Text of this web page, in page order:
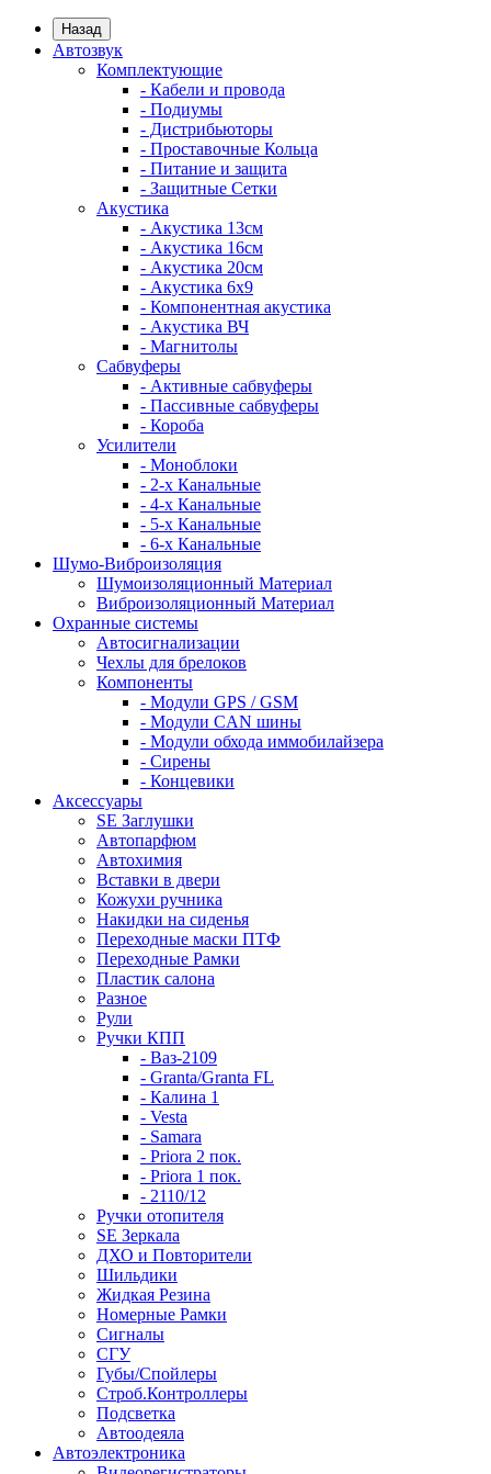
Назад
Автозвук
Комплектующие
- Кабели и провода
- Подиумы
- Дистрибьюторы
- Проставочные Кольца
- Питание и защита
- Защитные Сетки
Акустика
- Акустика 13см
- Акустика 16см
- Акустика 20см
- Акустика 6x9
- Компонентная акустика
- Акустика ВЧ
- Магнитолы
Сабвуферы
- Активные сабвуферы
- Пассивные сабвуферы
- Короба
Усилители
- Моноблоки
- 2-х Канальные
- 4-х Канальные
- 5-х Канальные
- 6-х Канальные
Шумо-Виброизоляция
Шумоизоляционный Материал
Виброизоляционный Материал
Охранные системы
Автосигнализации
Чехлы для брелоков
Компоненты
- Модули GPS / GSM
- Модули CAN шины
- Модули обхода иммобилайзера
- Сирены
- Концевики
Аксессуары
SE Заглушки
Автопарфюм
Автохимия
Вставки в двери
Кожухи ручника
Накидки на сиденья
Переходные маски ПТФ
Переходные Рамки
Пластик салона
Разное
Рули
Ручки КПП
- Ваз-2109
- Granta/Granta FL
- Калина 1
- Vesta
- Samara
- Priora 2 пок.
- Priora 1 пок.
- 2110/12
Ручки отопителя
SE Зеркала
ДХО и Повторители
Шильдики
Жидкая Резина
Номерные Рамки
Сигналы
СГУ
Губы/Спойлеры
Строб.Контроллеры
Подсветка
Автоодеяла
Автоэлектроника